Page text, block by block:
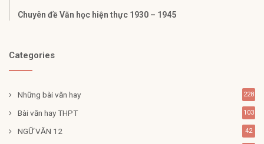
Chuyên đề Văn học hiện thực 1930 – 1945
Categories
Những bài văn hay 228
Bài văn hay THPT 103
NGỮ VĂN 12 42